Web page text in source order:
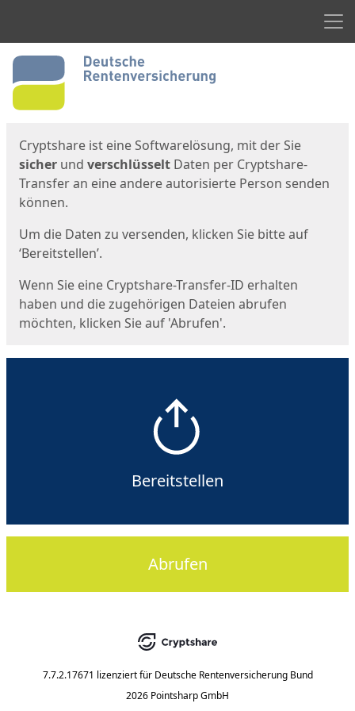
Start
Cryptshare ist eine Softwarelösung, mit der Sie
sicher und verschlüsselt Daten per Cryptshare-
Transfer an eine andere autorisierte Person senden
können.
Um die Daten zu versenden, klicken Sie bitte auf
‘Bereitstellen’.
Wenn Sie eine Cryptshare-Transfer-ID erhalten
haben und die zugehörigen Dateien abrufen
möchten, klicken Sie auf 'Abrufen'.
Bereitstellen
Abrufen
7.7.2.17671 lizenziert für Deutsche Rentenversicherung Bund
2026 Pointsharp GmbH